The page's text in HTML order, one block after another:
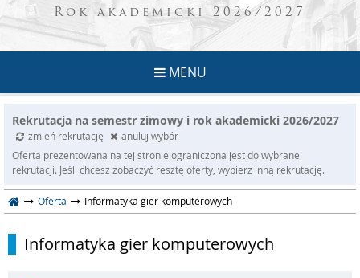
Rok akademicki 2026/2027
MENU
Rekrutacja na semestr zimowy i rok akademicki 2026/2027
zmień rekrutację
anuluj wybór
Oferta prezentowana na tej stronie ograniczona jest do wybranej
rekrutacji. Jeśli chcesz zobaczyć resztę oferty, wybierz inną rekrutację.
Oferta Informatyka gier komputerowych
Informatyka gier komputerowych